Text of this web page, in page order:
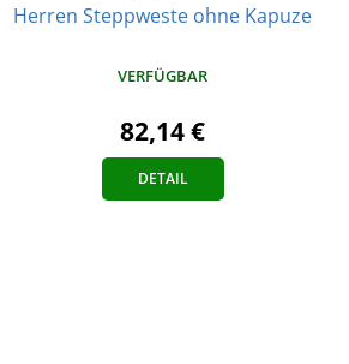
Herren Steppweste ohne Kapuze
VERFÜGBAR
82,14 €
DETAIL